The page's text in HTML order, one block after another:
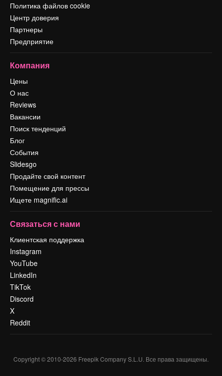
Политика файлов cookie
Центр доверия
Партнеры
Предприятие
Компания
Цены
О нас
Reviews
Вакансии
Поиск тенденций
Блог
События
Slidesgo
Продайте свой контент
Помещение для прессы
Ищете magnific.ai
Связаться с нами
Клиентская поддержка
Instagram
YouTube
LinkedIn
TikTok
Discord
X
Reddit
Copyright © 2010-2026 Freepik Company S.L.U. Все права защищены.